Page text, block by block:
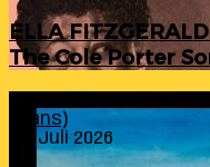
ELLA
The Cole Porter
Evans)
24. Juli 2026